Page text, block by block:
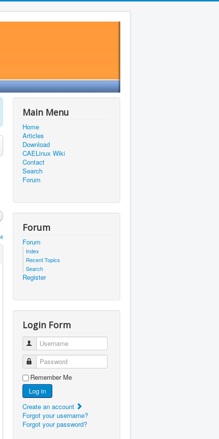
Main Menu
Home
Articles
Download
CAELinux Wiki
Contact
Search
Forum
Forum
Forum
Index
Recent Topics
Search
Register
Login Form
Username
Password
Remember Me
Log in
Create an account
Forgot your username?
Forgot your password?